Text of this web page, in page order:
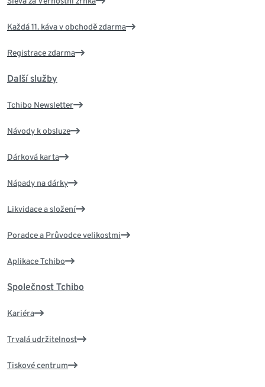
Každá 11. káva v obchodě zdarma
Registrace zdarma
Další služby
Tchibo Newsletter
Návody k obsluze
Dárková karta
Nápady na dárky
Likvidace a složení
Poradce a Průvodce velikostmi
Aplikace Tchibo
Společnost Tchibo
Kariéra
Trvalá udržitelnost
Tiskové centrum